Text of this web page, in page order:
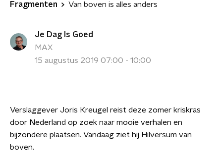
Fragmenten Van boven is alles anders
Je Dag Is Goed
MAX
15 augustus 2019 07:00 - 10:00
Verslaggever Joris Kreugel reist deze zomer kriskras
door Nederland op zoek naar mooie verhalen en
bijzondere plaatsen. Vandaag ziet hij Hilversum van
boven.